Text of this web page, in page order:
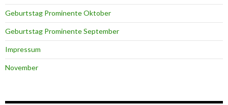
Geburtstag Prominente Oktober
Geburtstag Prominente September
Impressum
November